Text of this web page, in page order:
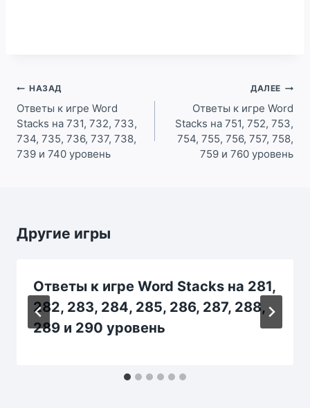
Навигация
по
записям
НАЗАД
Ответы к игре Word
Stacks на 731, 732, 733,
734, 735, 736, 737, 738,
739 и 740 уровень
ДАЛЕЕ
Ответы к игре Word
Stacks на 751, 752, 753,
754, 755, 756, 757, 758,
759 и 760 уровень
Другие игры
Ответы к игре Word Stacks на 281,
282, 283, 284, 285, 286, 287, 288,
289 и 290 уровень